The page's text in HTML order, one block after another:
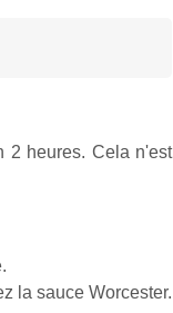
2 heures. Cela n'est
la sauce Worcester.